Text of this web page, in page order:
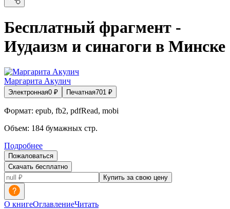
Бесплатный фрагмент -
Иудаизм и синагоги в Минске
Маргарита Акулич
Электронная0 ₽ Печатная701 ₽
Формат: epub, fb2, pdfRead, mobi
Объем: 184 бумажных стр.
Подробнее
Пожаловаться
Скачать бесплатно
Купить за свою цену
О книгеОглавлениеЧитать